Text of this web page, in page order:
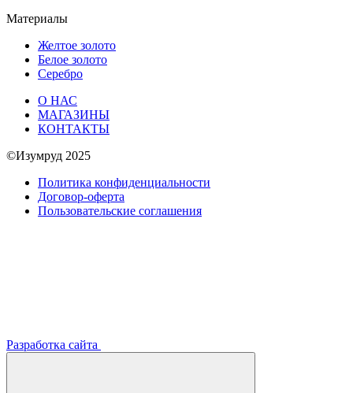
Материалы
Желтое золото
Белое золото
Серебро
О НАС
МАГАЗИНЫ
КОНТАКТЫ
©Изумруд 2025
Политика конфиденциальности
Договор-оферта
Пользовательские соглашения
Разработка сайта